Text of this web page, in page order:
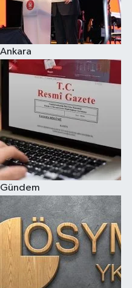
Ankara
Gündem
Spor
Çocuk
Eğitim
Hava Durumu
Kadın
Kim kimdir?
Kültür Sanat
Sağlık